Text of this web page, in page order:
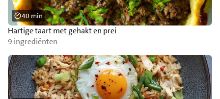
Hartige taart met gehakt en prei
9 ingrediënten
40 min